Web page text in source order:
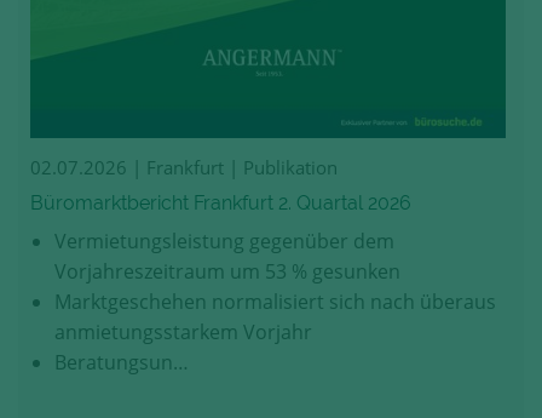
02.07.2026 | Frankfurt | Publikation
Büromarktbericht Frankfurt 2. Quartal 2026
Vermietungsleistung gegenüber dem
Vorjahreszeitraum um 53 % gesunken
Marktgeschehen normalisiert sich nach überaus
anmietungsstarkem Vorjahr
Beratungsun…